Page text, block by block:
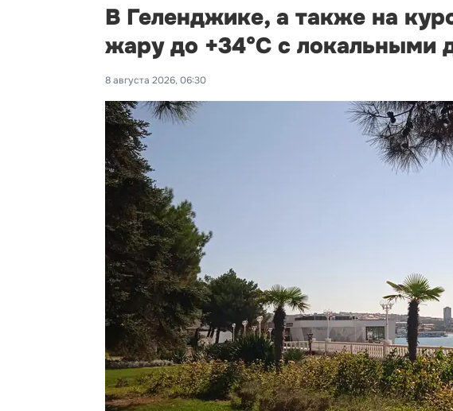
В Геленджике, а также на
жару до +34°С с локальными
8 августа 2026, 06:30